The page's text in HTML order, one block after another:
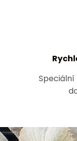
Speciální